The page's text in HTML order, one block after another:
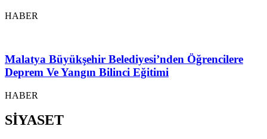
HABER
Malatya Büyükşehir Belediyesi’nden Öğrencilere
Deprem Ve Yangın Bilinci Eğitimi
HABER
SİYASET